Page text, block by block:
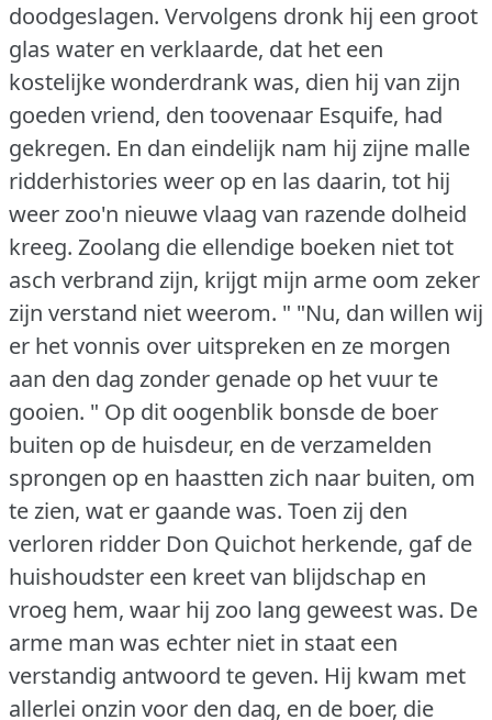
doodgeslagen. Vervolgens dronk hij een groot
glas water en verklaarde, dat het een
kostelijke wonderdrank was, dien hij van zijn
goeden vriend, den toovenaar Esquife, had
gekregen. En dan eindelijk nam hij zijne malle
ridderhistories weer op en las daarin, tot hij
weer zoo'n nieuwe vlaag van razende dolheid
kreeg. Zoolang die ellendige boeken niet tot
asch verbrand zijn, krijgt mijn arme oom zeker
zijn verstand niet weerom. " "Nu, dan willen wij
er het vonnis over uitspreken en ze morgen
aan den dag zonder genade op het vuur te
gooien. " Op dit oogenblik bonsde de boer
buiten op de huisdeur, en de verzamelden
sprongen op en haastten zich naar buiten, om
te zien, wat er gaande was. Toen zij den
verloren ridder Don Quichot herkende, gaf de
huishoudster een kreet van blijdschap en
vroeg hem, waar hij zoo lang geweest was. De
arme man was echter niet in staat een
verstandig antwoord te geven. Hij kwam met
allerlei onzin voor den dag, en de boer, die